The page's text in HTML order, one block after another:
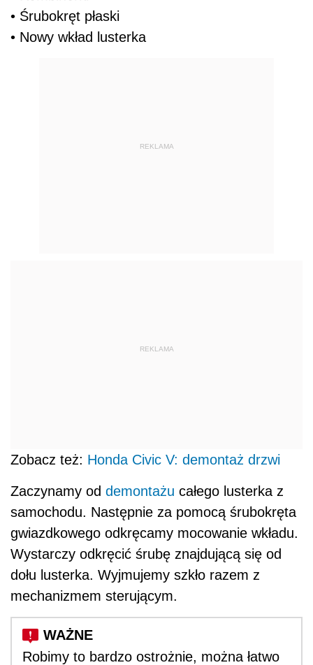
• Śrubokręt płaski
• Nowy wkład lusterka
REKLAMA
REKLAMA
Zobacz też: Honda Civic V: demontaż drzwi
Zaczynamy od demontażu całego lusterka z
samochodu. Następnie za pomocą śrubokręta
gwiazdkowego odkręcamy mocowanie wkładu.
Wystarczy odkręcić śrubę znajdującą się od
dołu lusterka. Wyjmujemy szkło razem z
mechanizmem sterującym.
Robimy to bardzo ostrożnie, można łatwo